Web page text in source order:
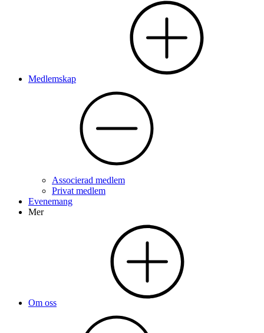
Medlemskap
Associerad medlem
Privat medlem
Evenemang
Mer
Om oss